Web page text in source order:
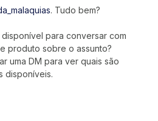
. Tudo bem?
para conversar com
produto sobre o assunto?
uma DM para ver quais são
disponíveis.